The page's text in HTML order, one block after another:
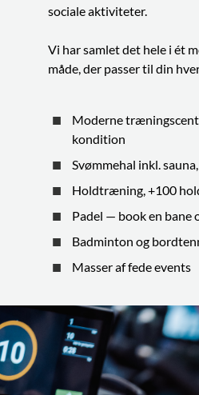
sociale aktiviteter.
Vi har samlet det hele i ét
måde, der passer til din
Moderne
kondition
Svømmehal inkl.
Holdtræning, +100
Padel — book en bane
Badminton og
Masser af fede events